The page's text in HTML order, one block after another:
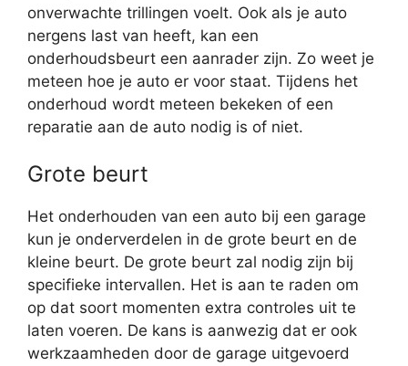
onverwachte trillingen voelt. Ook als je auto
nergens last van heeft, kan een
onderhoudsbeurt een aanrader zijn. Zo weet je
meteen hoe je auto er voor staat. Tijdens het
onderhoud wordt meteen bekeken of een
reparatie aan de auto nodig is of niet.
Grote beurt
Het onderhouden van een auto bij een garage
kun je onderverdelen in de grote beurt en de
kleine beurt. De grote beurt zal nodig zijn bij
specifieke intervallen. Het is aan te raden om
op dat soort momenten extra controles uit te
laten voeren. De kans is aanwezig dat er ook
werkzaamheden door de garage uitgevoerd